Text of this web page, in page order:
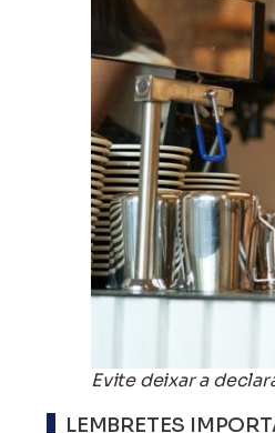
Evite deixar a
LEMBRETES